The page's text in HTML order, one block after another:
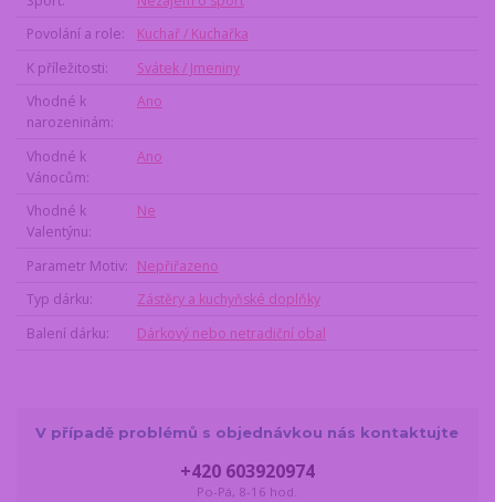
Povolání a role
Kuchař / Kuchařka
K příležitosti
Svátek / Jmeniny
Vhodné k
narozeninám
Ano
Vhodné k
Vánocům
Ano
Vhodné k
Valentýnu
Ne
Parametr Motiv
Nepřiřazeno
Typ dárku
Zástěry a kuchyňské doplňky
Balení dárku
Dárkový nebo netradiční obal
V případě problémů s objednávkou nás kontaktujte
+420 603920974
Po-Pá, 8-16 hod.